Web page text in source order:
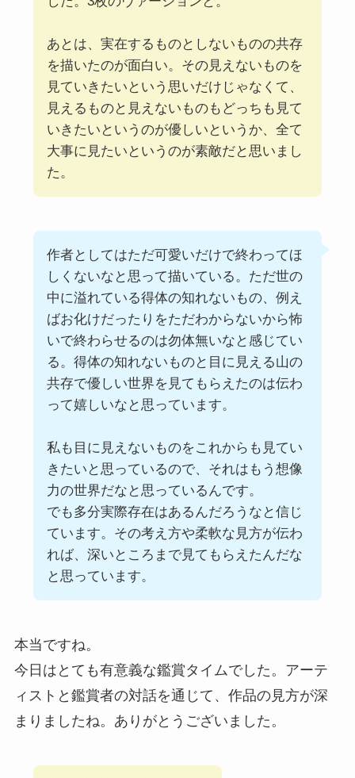
あとは、実在するものとしないものの共存
を描いたのが面白い。その見えないものを
見ていきたいという思いだけじゃなくて、
見えるものと見えないものもどっちも見て
いきたいというのが優しいというか、全て
大事に見たいというのが素敵だと思いまし
た。
作者としてはただ可愛いだけで終わってほ
しくないなと思って描いている。ただ世の
中に溢れている得体の知れないもの、例え
ばお化けだったりをただわからないから怖
いで終わらせるのは勿体無いなと感じてい
る。得体の知れないものと目に見える山の
共存で優しい世界を見てもらえたのは伝わ
って嬉しいなと思っています。
私も目に見えないものをこれからも見てい
きたいと思っているので、それはもう想像
力の世界だなと思っているんです。
でも多分実際存在はあるんだろうなと信じ
ています。その考え方や柔軟な見方が伝わ
れば、深いところまで見てもらえたんだな
と思っています。
本当ですね。
今日はとても有意義な鑑賞タイムでした。アーテ
ィストと鑑賞者の対話を通じて、作品の見方が深
まりましたね。ありがとうございました。